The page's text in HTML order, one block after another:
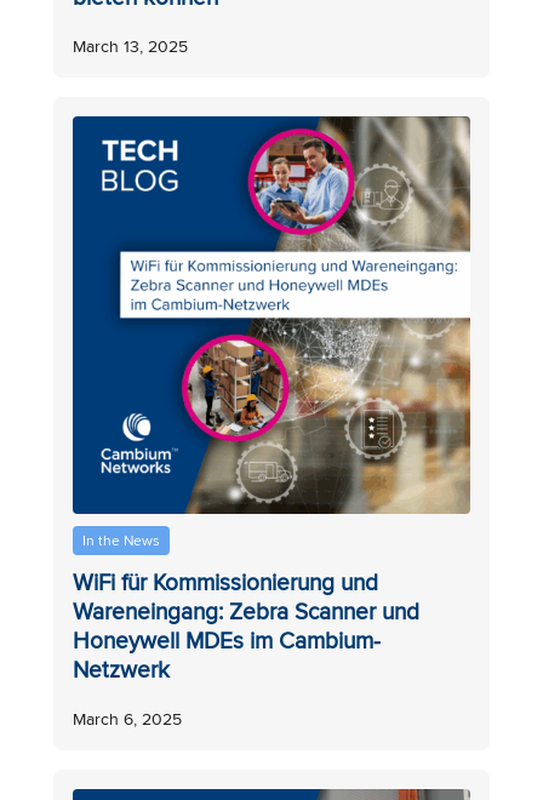
March 13, 2025
In the News
WiFi für Kommissionierung und
Wareneingang: Zebra Scanner und
Honeywell MDEs im Cambium-
Netzwerk
March 6, 2025